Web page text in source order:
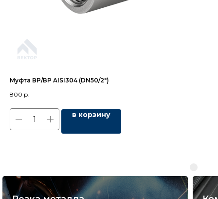
Муфта ВР/ВР AISI304 (DN50/2")
800 р.
в корзину